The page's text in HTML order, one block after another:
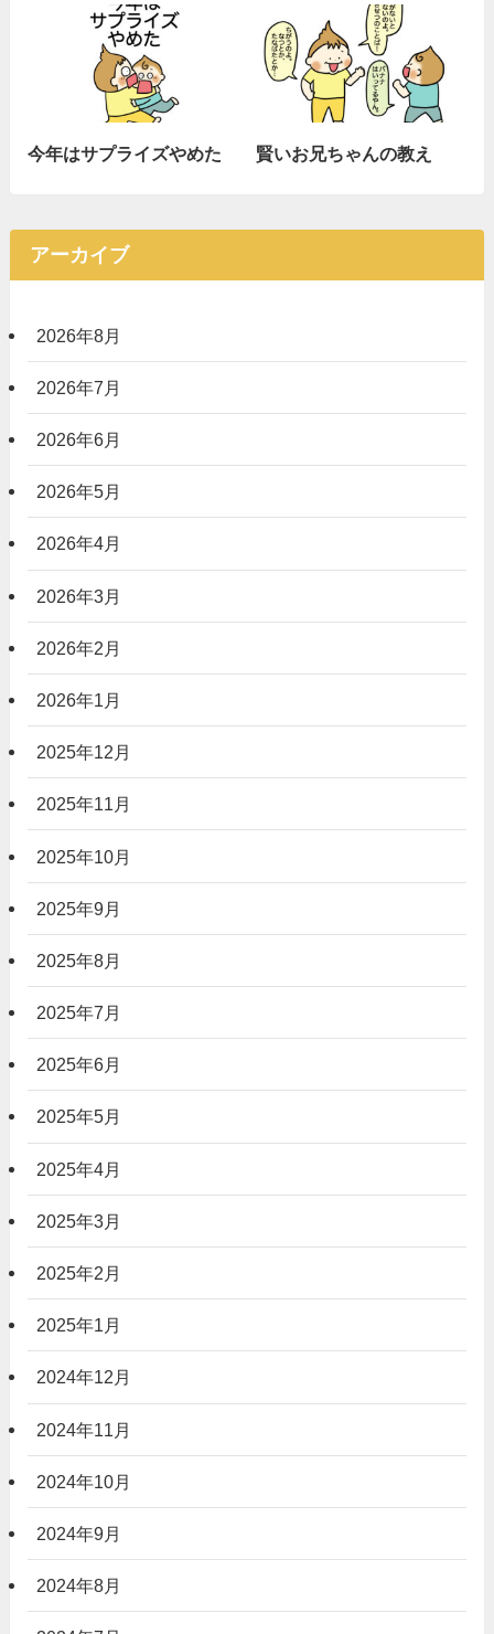
今年はサプライズやめた 賢いお兄ちゃんの教え
アーカイブ
2026年8月
2026年7月
2026年6月
2026年5月
2026年4月
2026年3月
2026年2月
2026年1月
2025年12月
2025年11月
2025年10月
2025年9月
2025年8月
2025年7月
2025年6月
2025年5月
2025年4月
2025年3月
2025年2月
2025年1月
2024年12月
2024年11月
2024年10月
2024年9月
2024年8月